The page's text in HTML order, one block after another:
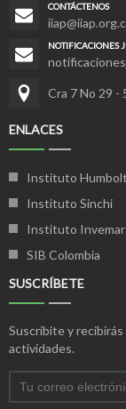
CONTÁCTENOS
NOTIFICACIONES
Cra 7 No 29 -
ENLACES
Instituto Humbolt
Instituto Sinchi
Instituto Invemar
SIB Colombia
SUSCRÍBETE
Suscríbite y
actividades.